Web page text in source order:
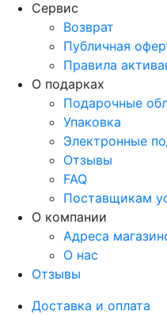
Сервис
Возврат
Публичная
Правила
О подарках
Подарочные
Упаковка
Электронные
Отзывы
FAQ
Поставщикам
О компании
Адреса
О нас
Отзывы
Доставка и оплата